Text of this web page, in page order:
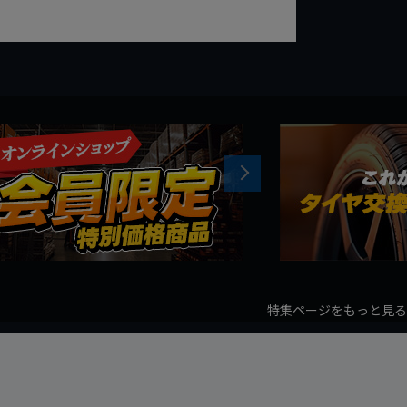
Next
特集ページをもっと見る